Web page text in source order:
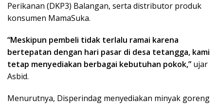
Perikanan (DKP3) Balangan, serta distributor produk
konsumen MamaSuka.
“Meskipun pembeli tidak terlalu ramai karena
bertepatan dengan hari pasar di desa tetangga, kami
tetap menyediakan berbagai kebutuhan pokok,” ujar
Asbid.
Menurutnya, Disperindag menyediakan minyak goreng